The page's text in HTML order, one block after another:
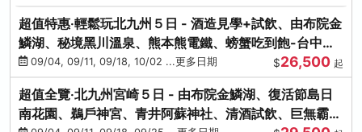
超值特惠‧輕鬆玩北九州５日 - 酒造見學+試飲、由布院金
鱗湖、秘境黑川溫泉、熊本熊電鐵、螃蟹吃到飽-台中出
發09/04, 09/11, 09/18, 10/02 ...更多日期 $26,500 起
超值全覽‧北九州宮崎５日 - 由布院金鱗湖、復活節島日
南花園、鵜戶神宮、青井阿蘇神社、清酒試飲、巨無霸熊